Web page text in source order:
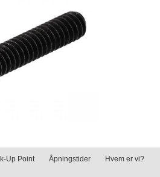
Up Point Åpningstider Hvem er vi?